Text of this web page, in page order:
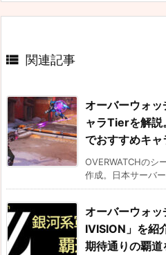
 関連記事
オーバーウォ
ャラTierを解説
でおすすめキ
OVERWATCHのシ
作成。日本サーバ
オーバーウォ
IVISION」を紹
期待通りの覇道